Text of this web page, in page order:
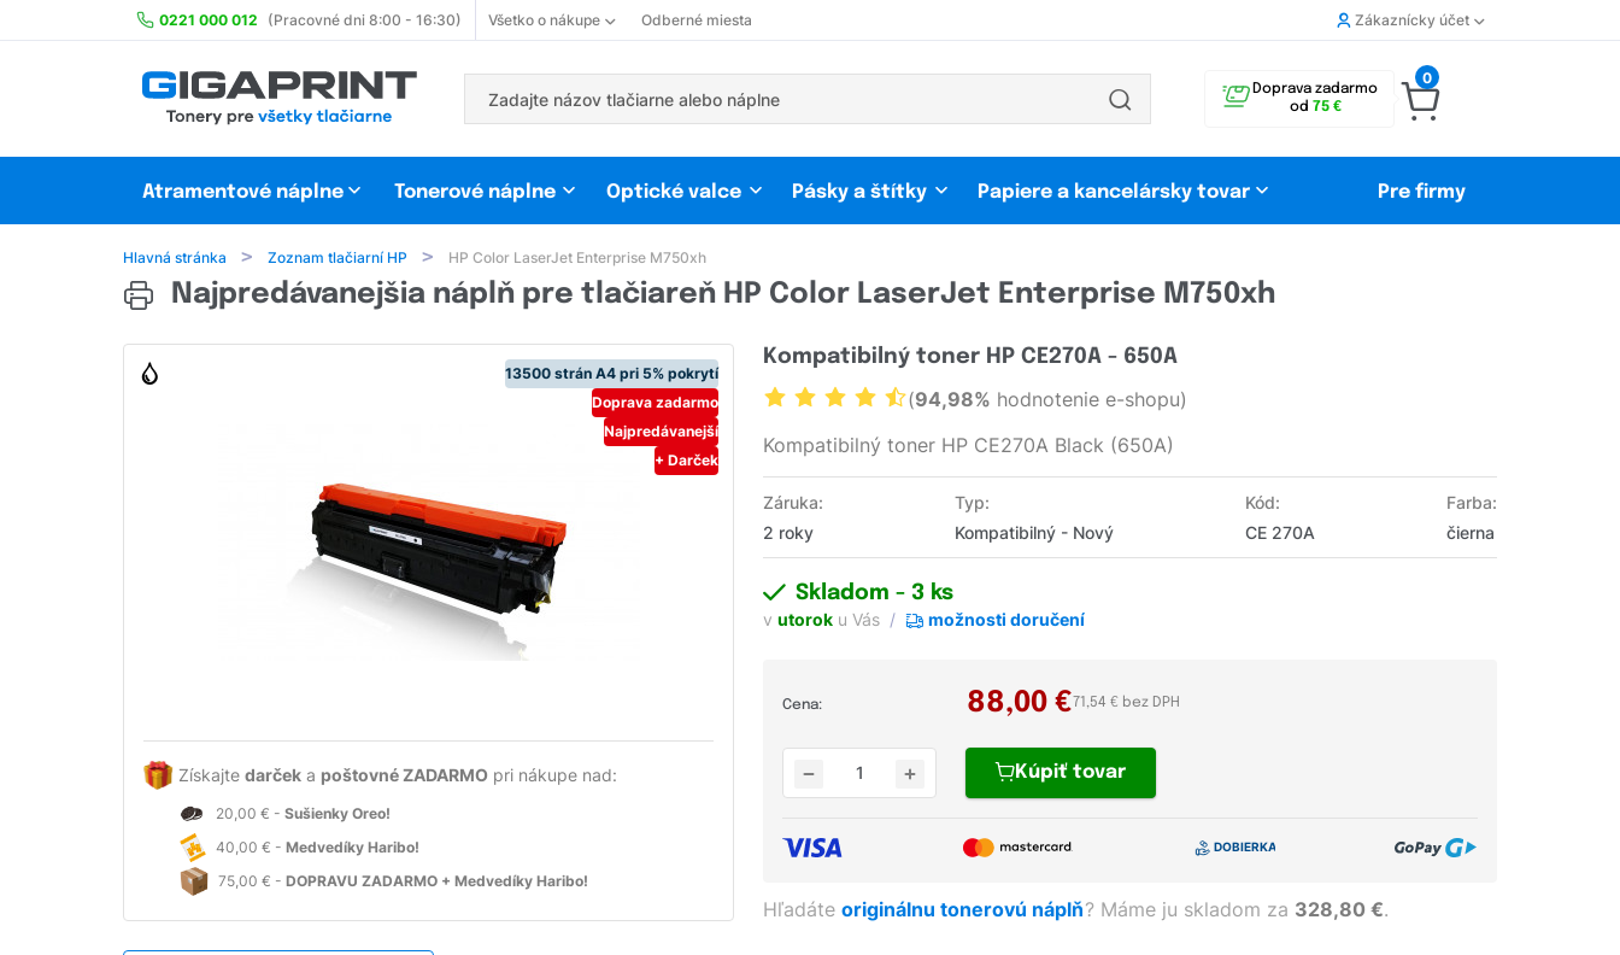
0221 000 012 (Pracovné dni 8:00 - 16:30) Všetko o nákupe Odberné miesta Zákaznícky účet
Doprava zadarmo
od 75 €
0
Atramentové náplne Tonerové náplne Optické valce Pásky a štítky Papiere a kancelársky tovar Pre firmy
Hlavná stránka Zoznam tlačiarní HP HP Color LaserJet Enterprise M750xh
Najpredávanejšia náplň pre tlačiareň HP Color LaserJet Enterprise M750xh
13500 strán A4 pri 5% pokrytí
Doprava zadarmo
Najpredávanejší
+ Darček
Získajte darček a poštovné ZADARMO pri nákupe nad:
20,00 € - Sušienky Oreo!
40,00 € - Medvedíky Haribo!
75,00 € - DOPRAVU ZADARMO + Medvedíky Haribo!
Kompatibilný toner HP CE270A - 650A
(94,98% hodnotenie e-shopu)
Kompatibilný toner HP CE270A Black (650A)
Záruka:
2 roky
Typ:
Kompatibilný - Nový
Kód:
CE 270A
Farba:
čierna
Skladom- 3 ks
vutorok u Vás možnosti doručení
Cena: 88,00 €71,54 € bez DPH
Kúpiťtovar
Hľadáteoriginálnu tonerovú náplň? Máme ju skladom za 328,80 €.